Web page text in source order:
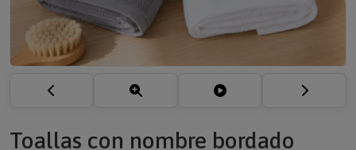
Toallas con nombre bordado